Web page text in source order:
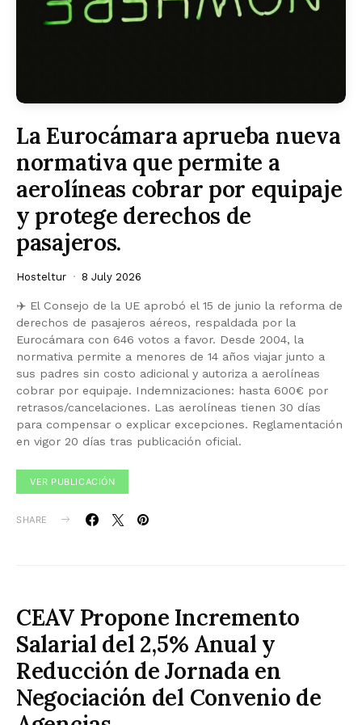
La Eurocámara aprueba nueva
normativa que permite a
aerolíneas cobrar por equipaje
y protege derechos de
pasajeros.
Hosteltur 8 July 2026
✈️ El Consejo de la UE aprobó el 15 de junio la reforma de
derechos de pasajeros aéreos, respaldada por la
Eurocámara con 646 votos a favor. Desde 2004, la
normativa permite a menores de 14 años viajar junto a
sus padres sin costo adicional y autoriza a aerolíneas
cobrar por equipaje. Indemnizaciones: hasta 600€ por
retrasos/cancelaciones. Las aerolíneas tienen 30 días
para compensar o explicar excepciones. Reglamentación
en vigor 20 días tras publicación oficial.
VER PUBLICACIÓN
SHARE
CEAV Propone Incremento
Salarial del 2,5% Anual y
Reducción de Jornada en
Negociación del Convenio de